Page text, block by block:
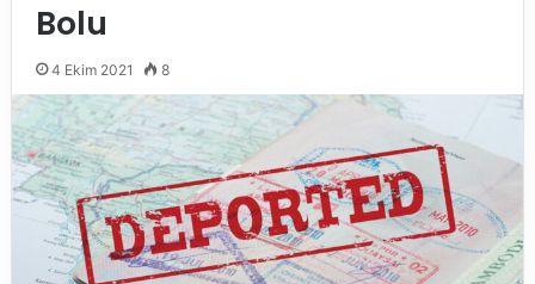
Bolu
4 Ekim 2021 8